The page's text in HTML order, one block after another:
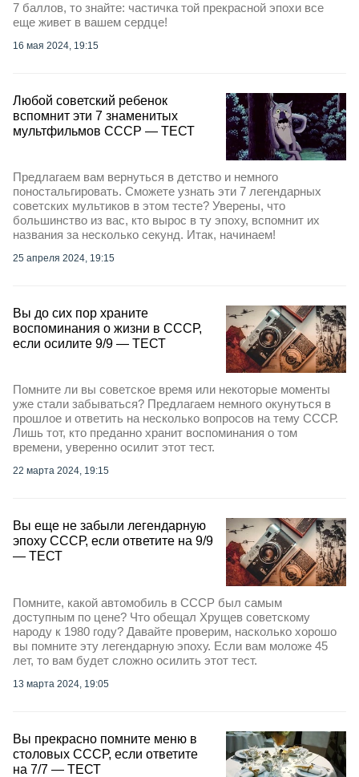
7 баллов, то знайте: частичка той прекрасной эпохи все
еще живет в вашем сердце!
16 мая 2024, 19:15
Любой советский ребенок
вспомнит эти 7 знаменитых
мультфильмов СССР — ТЕСТ
Предлагаем вам вернуться в детство и немного
поностальгировать. Сможете узнать эти 7 легендарных
советских мультиков в этом тесте? Уверены, что
большинство из вас, кто вырос в ту эпоху, вспомнит их
названия за несколько секунд. Итак, начинаем!
25 апреля 2024, 19:15
Вы до сих пор храните
воспоминания о жизни в СССР,
если осилите 9/9 — ТЕСТ
Помните ли вы советское время или некоторые моменты
уже стали забываться? Предлагаем немного окунуться в
прошлое и ответить на несколько вопросов на тему СССР.
Лишь тот, кто преданно хранит воспоминания о том
времени, уверенно осилит этот тест.
22 марта 2024, 19:15
Вы еще не забыли легендарную
эпоху СССР, если ответите на 9/9
— ТЕСТ
Помните, какой автомобиль в СССР был самым
доступным по цене? Что обещал Хрущев советскому
народу к 1980 году? Давайте проверим, насколько хорошо
вы помните эту легендарную эпоху. Если вам моложе 45
лет, то вам будет сложно осилить этот тест.
13 марта 2024, 19:05
Вы прекрасно помните меню в
столовых СССР, если ответите
на 7/7 — ТЕСТ